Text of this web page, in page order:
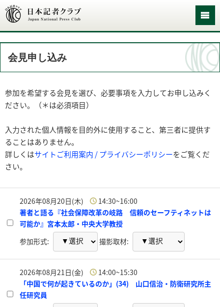
会見申し込み
参加を希望する会見を選び、必要事項を入力してお申し込みく
ださい。（＊は必須項目）
入力された個人情報を目的外に使用すること、第三者に提供す
ることはありません。
詳しくはサイトご利用案内 / プライバシーポリシーをご覧くだ
さい。
2026年08月20日(木)
14:30~16:00
著者と語る『社会保障改革の岐路 信頼のセーフティネットは
可能か』宮本太郎・中央大学教授
参加形式:
撮影取材:
2026年08月21日(金)
14:00~15:30
「中国で何が起きているのか」(34) 山口信治・防衛研究所主
任研究員